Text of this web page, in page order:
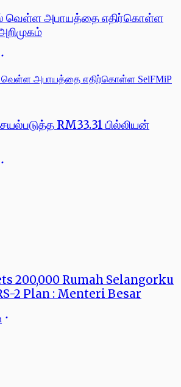
வெள்ள அபாயத்தை எதிர்கொள்ள
RM33.31 பில்லியன்
200,000 Rumah Selangorku
2 Plan : Menteri Besar